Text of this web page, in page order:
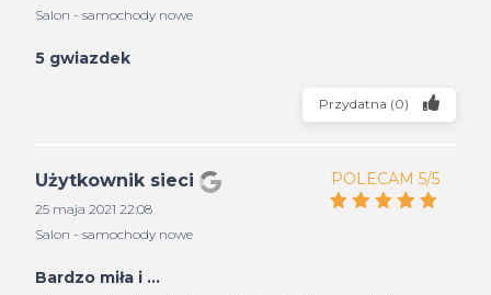
Salon - samochody nowe
5 gwiazdek
Przydatna (0)
Użytkownik sieci
25 maja 2021 22:08
Salon - samochody nowe
POLECAM 5/5
Bardzo miła i ...